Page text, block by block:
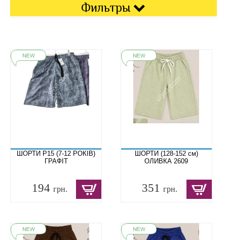
Фильтры
ШОРТИ P15 (7-12 РОКІВ)
ГРАФІТ
194 грн.
ШОРТИ (128-152 см)
ОЛИВКА 2609
351грн.